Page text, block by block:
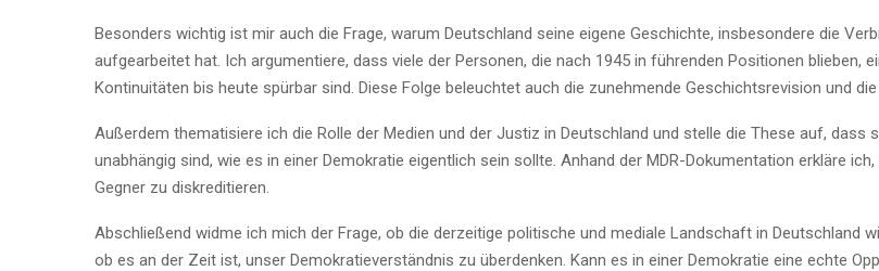
Besonders wichtig ist mir auch die Frage, warum Deutschland seine eigene Geschichte, insbesondere die
aufgearbeitet hat. Ich argumentiere, dass viele der Personen, die nach 1945 in führenden Positionen blieben,
Kontinuitäten bis heute spürbar sind. Diese Folge beleuchtet auch die zunehmende Geschichtsrevision und
Außerdem thematisiere ich die Rolle der Medien und der Justiz in Deutschland und stelle die These auf,
unabhängig sind, wie es in einer Demokratie eigentlich sein sollte. Anhand der MDR-Dokumentation erkläre
Gegner zu diskreditieren.
Abschließend widme ich mich der Frage, ob die derzeitige politische und mediale Landschaft in Deutschland
ob es an der Zeit ist, unser Demokratieverständnis zu überdenken. Kann es in einer Demokratie eine echte